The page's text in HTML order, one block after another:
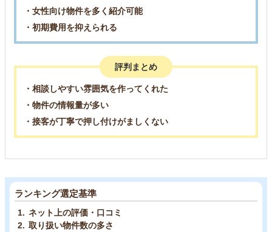
・女性向け物件を多く紹介可能
・初期費用を抑えられる
評判まとめ
・相談しやすい雰囲気を作ってくれた
・物件の情報量が多い
・接客が丁寧で押し付けがましくない
ランキング選定基準
ネット上の評価・口コミ
取り扱い物件数の多さ